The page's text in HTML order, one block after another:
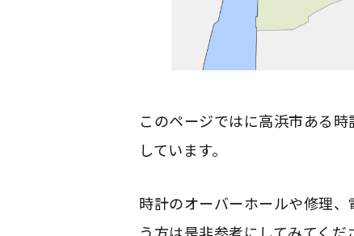
このページではに高浜市ある
しています。
時計のオーバーホールや修理
う方は是非参考にしてみてくだ